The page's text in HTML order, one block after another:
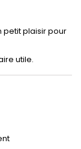
petit plaisir pour
utile.